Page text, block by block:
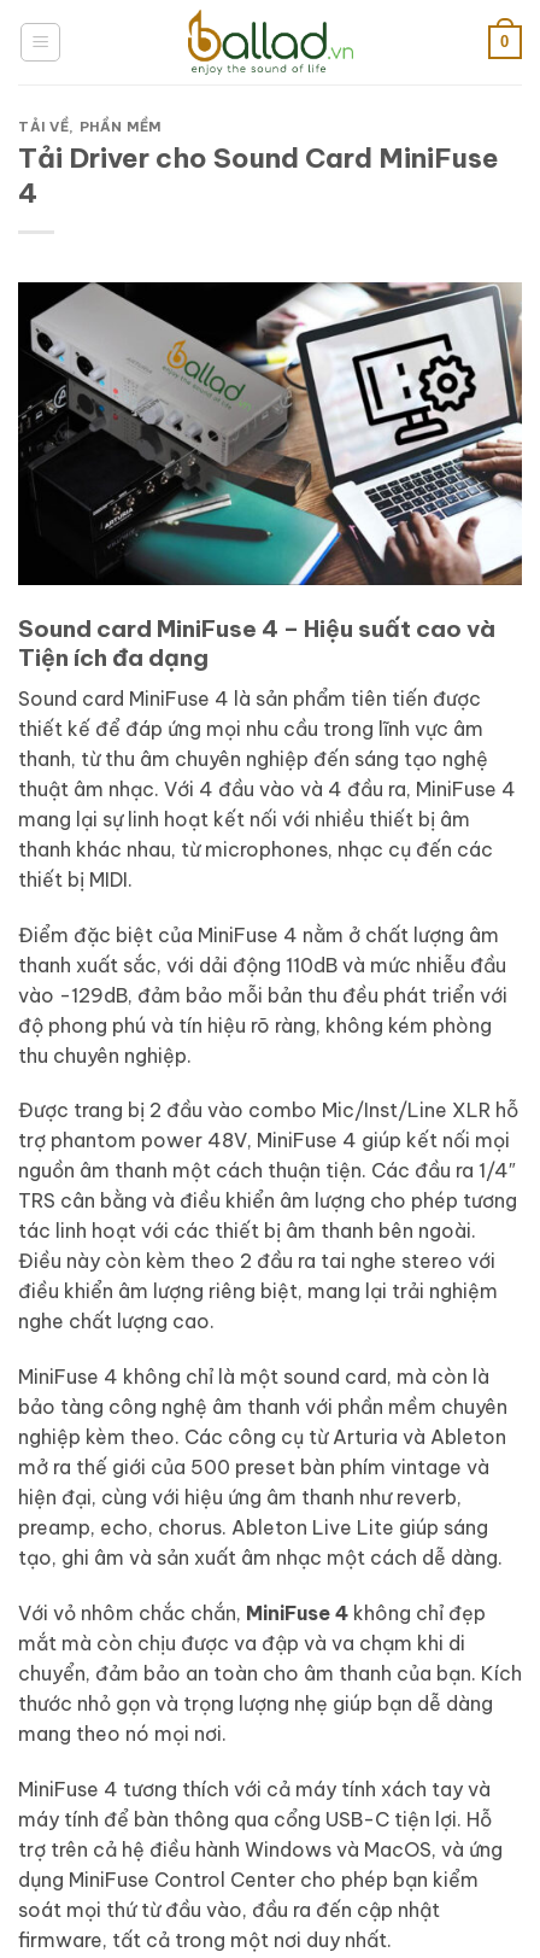
qua
0
TẢI VỀ, PHẦN MỀM
Tải Driver cho Sound Card MiniFuse
4
Sound card MiniFuse 4 – Hiệu suất cao và
Tiện ích đa dạng
Sound card MiniFuse 4 là sản phẩm tiên tiến được
thiết kế để đáp ứng mọi nhu cầu trong lĩnh vực âm
thanh, từ thu âm chuyên nghiệp đến sáng tạo nghệ
thuật âm nhạc. Với 4 đầu vào và 4 đầu ra, MiniFuse 4
mang lại sự linh hoạt kết nối với nhiều thiết bị âm
thanh khác nhau, từ microphones, nhạc cụ đến các
thiết bị MIDI.
Điểm đặc biệt của MiniFuse 4 nằm ở chất lượng âm
thanh xuất sắc, với dải động 110dB và mức nhiễu đầu
vào -129dB, đảm bảo mỗi bản thu đều phát triển với
độ phong phú và tín hiệu rõ ràng, không kém phòng
thu chuyên nghiệp.
Được trang bị 2 đầu vào combo Mic/Inst/Line XLR hỗ
trợ phantom power 48V, MiniFuse 4 giúp kết nối mọi
nguồn âm thanh một cách thuận tiện. Các đầu ra 1/4″
TRS cân bằng và điều khiển âm lượng cho phép tương
tác linh hoạt với các thiết bị âm thanh bên ngoài.
Điều này còn kèm theo 2 đầu ra tai nghe stereo với
điều khiển âm lượng riêng biệt, mang lại trải nghiệm
nghe chất lượng cao.
MiniFuse 4 không chỉ là một sound card, mà còn là
bảo tàng công nghệ âm thanh với phần mềm chuyên
nghiệp kèm theo. Các công cụ từ Arturia và Ableton
mở ra thế giới của 500 preset bàn phím vintage và
hiện đại, cùng với hiệu ứng âm thanh như reverb,
preamp, echo, chorus. Ableton Live Lite giúp sáng
tạo, ghi âm và sản xuất âm nhạc một cách dễ dàng.
Với vỏ nhôm chắc chắn, MiniFuse 4 không chỉ đẹp
mắt mà còn chịu được va đập và va chạm khi di
chuyển, đảm bảo an toàn cho âm thanh của bạn. Kích
thước nhỏ gọn và trọng lượng nhẹ giúp bạn dễ dàng
mang theo nó mọi nơi.
MiniFuse 4 tương thích với cả máy tính xách tay và
máy tính để bàn thông qua cổng USB-C tiện lợi. Hỗ
trợ trên cả hệ điều hành Windows và MacOS, và ứng
dụng MiniFuse Control Center cho phép bạn kiểm
soát mọi thứ từ đầu vào, đầu ra đến cập nhật
firmware, tất cả trong một nơi duy nhất.